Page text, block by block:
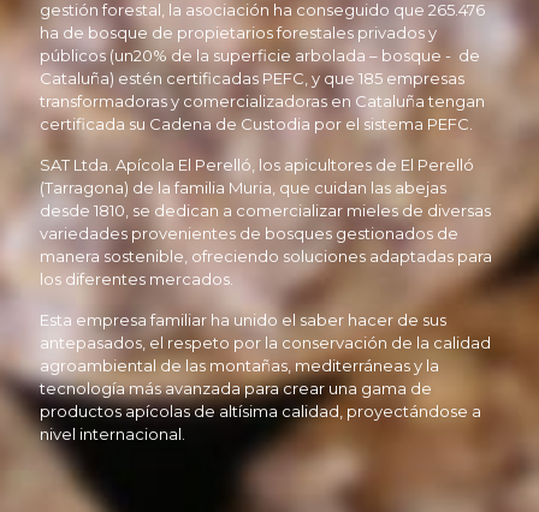
gestión forestal, la asociación ha conseguido que 265.476
ha de bosque de propietarios forestales privados y
públicos (un20% de la superficie arbolada – bosque - de
Cataluña) estén certificadas PEFC, y que 185 empresas
transformadoras y comercializadoras en Cataluña tengan
certificada su Cadena de Custodia por el sistema PEFC.
SAT Ltda. Apícola El Perelló, los apicultores de El Perelló
(Tarragona) de la familia Muria, que cuidan las abejas
desde 1810, se dedican a comercializar mieles de diversas
variedades provenientes de bosques gestionados de
manera sostenible, ofreciendo soluciones adaptadas para
los diferentes mercados.
Esta empresa familiar ha unido el saber hacer de sus
antepasados, el respeto por la conservación de la calidad
agroambiental de las montañas, mediterráneas y la
tecnología más avanzada para crear una gama de
productos apícolas de altísima calidad, proyectándose a
nivel internacional.